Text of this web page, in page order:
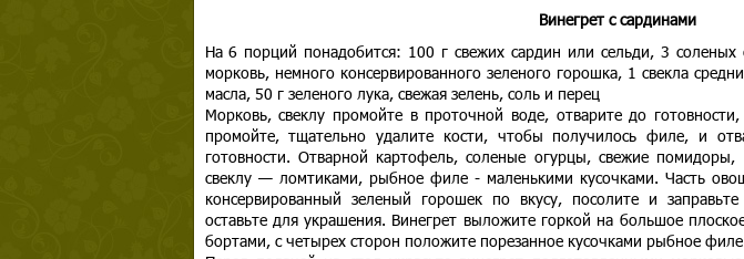
Винегрет с сардинами
На 6 порций понадобится: 100 г свежих сардин или сельди, 3
морковь, немного консервированного зеленого горошка, 1 свекла
масла, 50 г зеленого лука, свежая зелень, соль и перец
Морковь, свеклу промойте в проточной воде, отварите до
промойте, тщательно удалите кости, чтобы получилось филе, и
готовности. Отварной картофель, соленые огурцы, свежие
свеклу — ломтиками, рыбное филе - маленькими кусочками. Часть
консервированный зеленый горошек по вкусу, посолите и
оставьте для украшения. Винегрет выложите горкой на большое
бортами, с четырех сторон положите порезанное кусочками рыбное